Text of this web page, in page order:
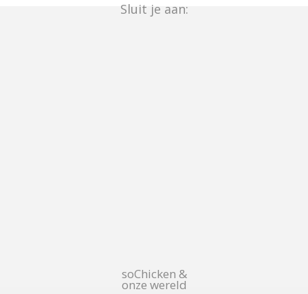
Sluit je aan:
soChicken &
onze wereld